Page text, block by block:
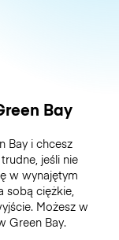
Bay
Bay i chcesz
jeśli nie
w wynajętym
sobą ciężkie,
Możesz w
Green Bay.